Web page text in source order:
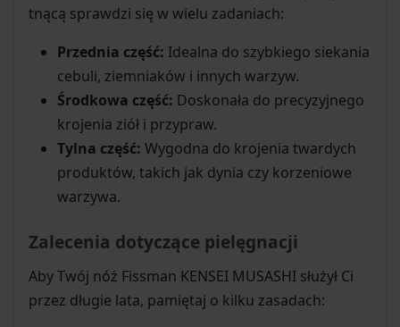
tnącą sprawdzi się w wielu zadaniach:
Przednia część: Idealna do szybkiego siekania
cebuli, ziemniaków i innych warzyw.
Środkowa część: Doskonała do precyzyjnego
krojenia ziół i przypraw.
Tylna część: Wygodna do krojenia twardych
produktów, takich jak dynia czy korzeniowe
warzywa.
Zalecenia dotyczące pielęgnacji
Aby Twój nóż Fissman KENSEI MUSASHI służył Ci
przez długie lata, pamiętaj o kilku zasadach: